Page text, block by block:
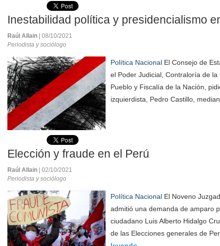
Inestabilidad política y presidencialismo
Raúl Allain
| 08/10/2021
Periodista y sociólogo
Política Nacional El Consejo de
el Poder Judicial, Contraloría de
Pueblo y Fiscalía de la Nación,
izquierdista, Pedro Castillo,
Elección y fraude en el Perú
Raúl Allain
| 02/10/2021
Periodista y sociólogo
Política Nacional El Noveno
admitió una demanda de amparo
ciudadano Luis Alberto Hidalgo
de las Elecciones generales de